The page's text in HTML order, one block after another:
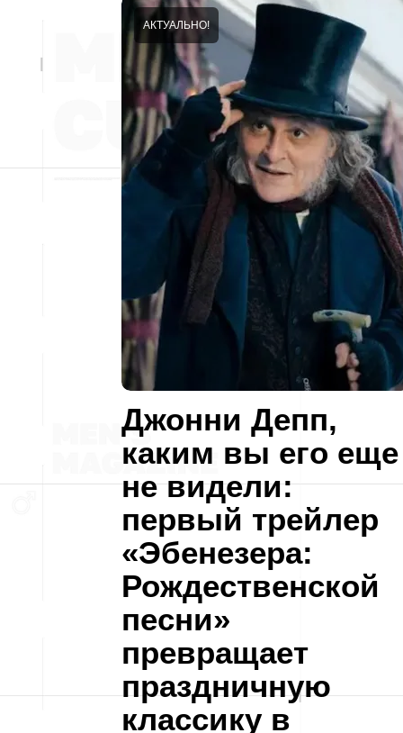
Джонни Депп,
каким вы его еще
не видели:
первый трейлер
«Эбенезера:
Рождественской
песни»
превращает
праздничную
классику в
АКТУАЛЬНО!